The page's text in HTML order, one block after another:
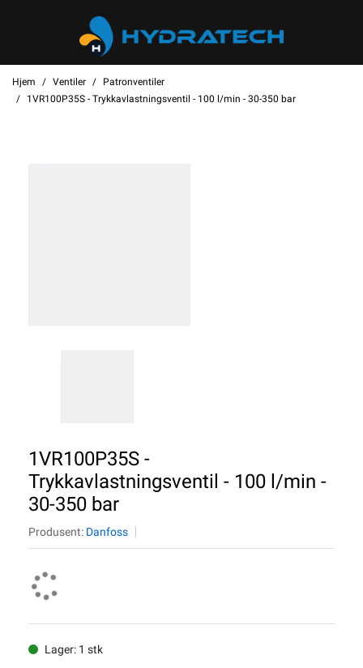
Hjem Ventiler
Patronventiler
1VR100P35S - Trykkavlastningsventil - 100 l/min - 30-350 bar
1VR100P35S -
Trykkavlastningsventil - 100 l/min -
30-350 bar
Produsent: Danfoss
Lager: 1 stk